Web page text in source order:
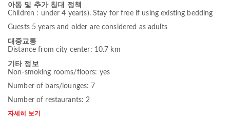
아동 및 추가 침대 정책
Children : under 4 year(s). Stay for free if using existing bedding
Guests 5 years and older are considered as adults
대중교통
Distance from city center: 10.7 km
기타 정보
Non-smoking rooms/floors: yes
Number of bars/lounges: 7
Number of restaurants: 2
자세히 보기